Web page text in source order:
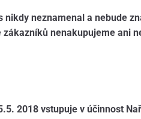
nikdy neznamenal a nebude
nenakupujeme ani
2018 vstupuje v účinnost